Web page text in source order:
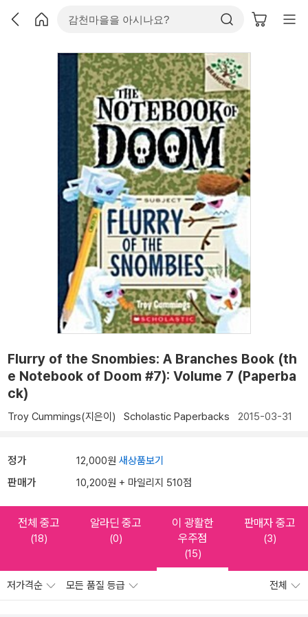
Flurry of the Snombies: A Branches Book (th
e Notebook of Doom #7): Volume 7 (Paperba
ck)
Troy Cummings(지은이) Scholastic Paperbacks 2015-03-31
정가 12,000원 새상품보기
판매가 10,200원 + 마일리지 510점
전체 중고
(18)
알라딘 중고
(0)
이 광활한
우주점
(15)
판매자 중고
(3)
저가격순 모든 품질 등급 전체